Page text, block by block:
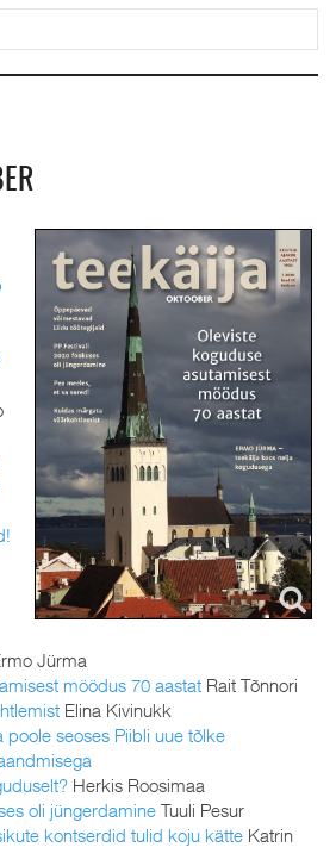
Jürma
möödus 70 aastat Rait Tõnnori
Elina Kivinukk
poole seoses Piibli uue tõlke
Herkis Roosimaa
oli jüngerdamine Tuuli Pesur
kontserdid tulid koju kätte Katrin